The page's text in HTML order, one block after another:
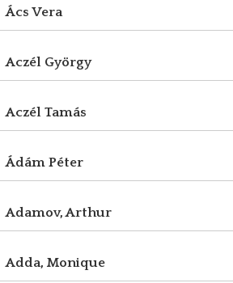
Ács Vera
Aczél György
Aczél Tamás
Ádám Péter
Adamov, Arthur
Adda, Monique